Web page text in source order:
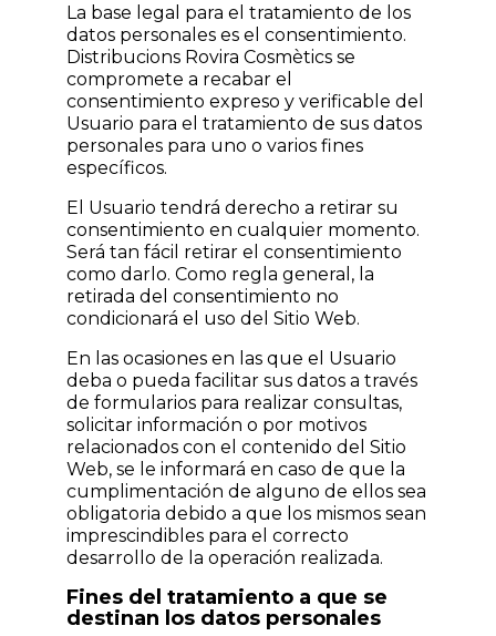
La base legal para el tratamiento de los
datos personales es el consentimiento.
Distribucions Rovira Cosmètics se
compromete a recabar el
consentimiento expreso y verificable del
Usuario para el tratamiento de sus datos
personales para uno o varios fines
específicos.
El Usuario tendrá derecho a retirar su
consentimiento en cualquier momento.
Será tan fácil retirar el consentimiento
como darlo. Como regla general, la
retirada del consentimiento no
condicionará el uso del Sitio Web.
En las ocasiones en las que el Usuario
deba o pueda facilitar sus datos a través
de formularios para realizar consultas,
solicitar información o por motivos
relacionados con el contenido del Sitio
Web, se le informará en caso de que la
cumplimentación de alguno de ellos sea
obligatoria debido a que los mismos sean
imprescindibles para el correcto
desarrollo de la operación realizada.
Fines del tratamiento a que se
destinan los datos personales